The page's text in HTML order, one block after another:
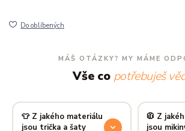
Do oblíbených
MÁŠ OTÁZKY? MY MÁME
Vše co potřebuješ
👕 Z jakého materiálu
jsou trička a šaty
🧥 Z
jsou